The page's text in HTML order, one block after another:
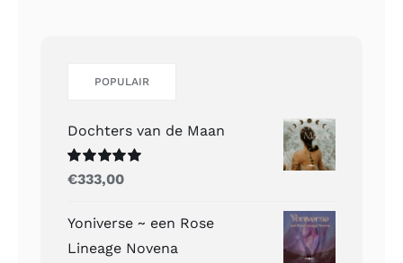
POPULAIR
Dochters van de Maan
Gewaardeerd
uit 5
€333,00
Yoniverse ~ een Rose
Lineage Novena